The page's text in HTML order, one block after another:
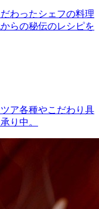
わったシェフの料理
らの秘伝のレシピを
ア各種やこだわり具
り中。